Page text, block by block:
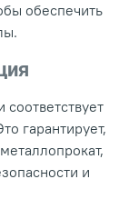
обеспечить
гарантирует,
и